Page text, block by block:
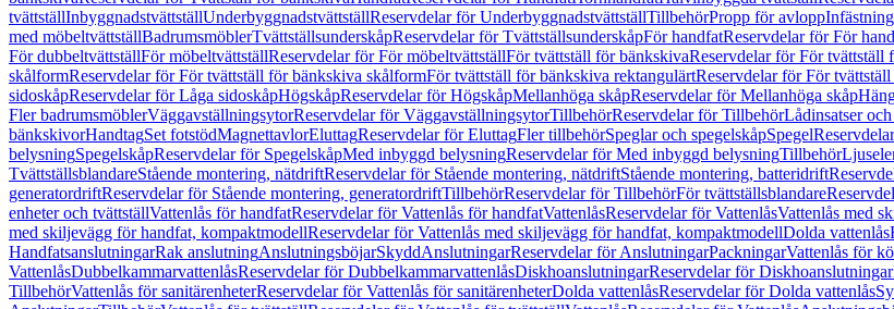
tvättställInbyggnadstvättställUnderbyggnadstvättställReservdelar för UnderbyggnadstvättställTillbehörPropp för avlopp
med möbeltvättställBadrumsmöblerTvättställsunderskåpReservdelar för TvättställsunderskåpFör handfatReservdelar för För
För dubbeltvättställFör möbeltvättställReservdelar för För möbeltvättställFör tvättställ för bänkskivaReservdelar för För tvättställ
skålformReservdelar för För tvättställ för bänkskiva skålformFör tvättställ för bänkskiva rektangulärtReservdelar för För
sidoskåpReservdelar för Låga sidoskåpHögskåpReservdelar för HögskåpMellanhöga skåpReservdelar för Mellanhöga skåp
Fler badrumsmöblerVäggavställningsytorReservdelar för VäggavställningsytorTillbehörReservdelar för TillbehörLådinsatser
bänkskivorHandtagSet fotstödMagnettavlorEluttagReservdelar för EluttagFler tillbehörSpeglar och spegelskåpSpegel
belysningSpegelskåpReservdelar för SpegelskåpMed inbyggd belysningReservdelar för Med inbyggd belysningTillbehör
TvättställsblandareStående montering, nätdriftReservdelar för Stående montering, nätdriftStående montering, batteridrift
generatordriftReservdelar för Stående montering, generatordriftTillbehörReservdelar för TillbehörFör tvättställsblandare
enheter och tvättställVattenlås för handfatReservdelar för Vattenlås för handfatVattenlåsReservdelar för VattenlåsVattenlås med
med skiljevägg för handfat, kompaktmodellReservdelar för Vattenlås med skiljevägg för handfat, kompaktmodellDolda vattenlås
HandfatsanslutningarRak anslutningAnslutningsböjarSkyddAnslutningarReservdelar för AnslutningarPackningarVattenlås för
VattenlåsDubbelkammarvattenlåsReservdelar för DubbelkammarvattenlåsDiskhoanslutningarReservdelar för Diskhoanslutningar
TillbehörVattenlås för sanitärenheterReservdelar för Vattenlås för sanitärenheterDolda vattenlåsReservdelar för Dolda vattenlås